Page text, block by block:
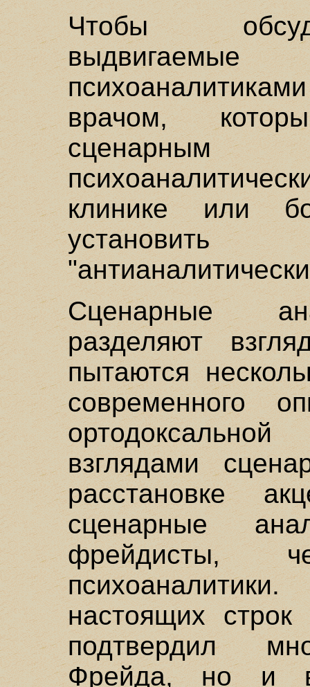
Чтобы
врачом,
клинике или
установить
Сценарные
разделяют
пытаются
современного
взглядами
расстановке
сценарные
фрейдисты,
настоящих
подтвердил
Фрейда, но и